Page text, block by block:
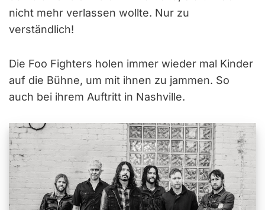
nicht mehr verlassen wollte. Nur zu
verständlich!
Die Foo Fighters holen immer wieder mal Kinder
auf die Bühne, um mit ihnen zu jammen. So
auch bei ihrem Auftritt in Nashville.